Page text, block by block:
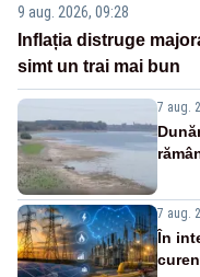
9 aug. 2026, 09:28
Inflația distruge
simt un trai mai bun
7 aug.
7 aug.
În